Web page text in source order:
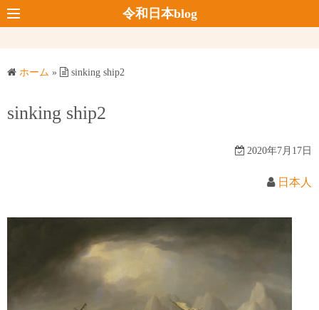
コ
ン
ス
令和日本blog
ホーム » sinking ship2
sinking ship2
2020年7月17日
日本人